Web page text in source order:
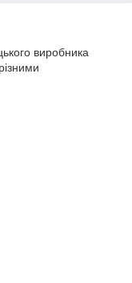
виробника